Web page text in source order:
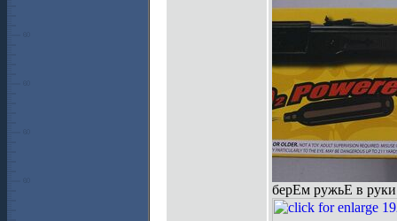
берЕм ружьЕ в